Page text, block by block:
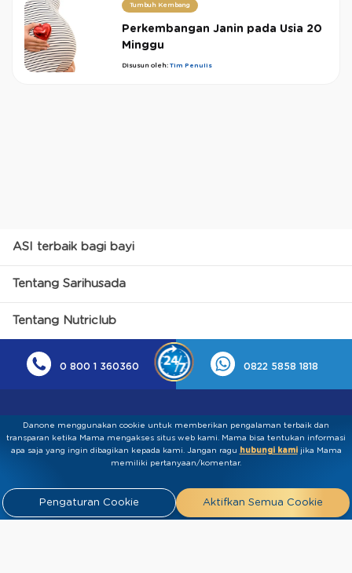
Tumbuh Kembang
Perkembangan Janin pada Usia 20
Minggu
Disusun oleh: Tim Penulis
ASI terbaik bagi bayi
Tentang Sarihusada
Tentang Nutriclub
0 800 1 360360 0822 5858 1818
Kebijakan Privasi Syarat & Ketentuan
Tentang Kami
Danone menggunakan cookie untuk memberikan pengalaman terbaik dan
transparan ketika Mama mengakses situs web kami. Mama bisa tentukan informasi
apa saja yang ingin dibagikan kepada kami.​ ​Jangan ragu hubungi kamijika Mama
memiliki pertanyaan/komentar.
Pengaturan Cookie Aktifkan Semua Cookie